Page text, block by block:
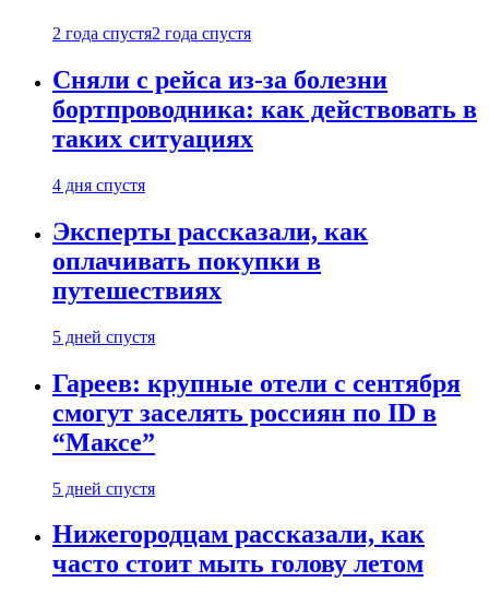
2 года спустя2 года спустя
Сняли с рейса из-за болезни
бортпроводника: как действовать в
таких ситуациях
4 дня спустя
Эксперты рассказали, как
оплачивать покупки в
путешествиях
5 дней спустя
Гареев: крупные отели с сентября
смогут заселять россиян по ID в
“Максе”
5 дней спустя
Нижегородцам рассказали, как
часто стоит мыть голову летом